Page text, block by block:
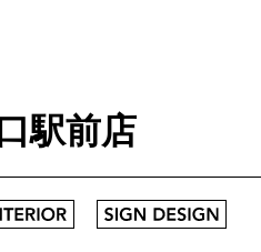
駅前店